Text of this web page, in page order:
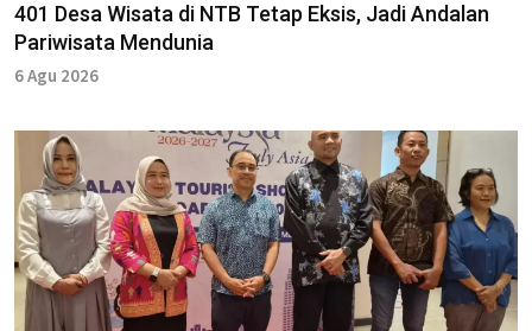
401 Desa Wisata di NTB Tetap Eksis, Jadi Andalan
Pariwisata Mendunia
6 Agu 2026